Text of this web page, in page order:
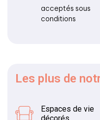
acceptés sous
conditions
Les plus de
Espaces de vie